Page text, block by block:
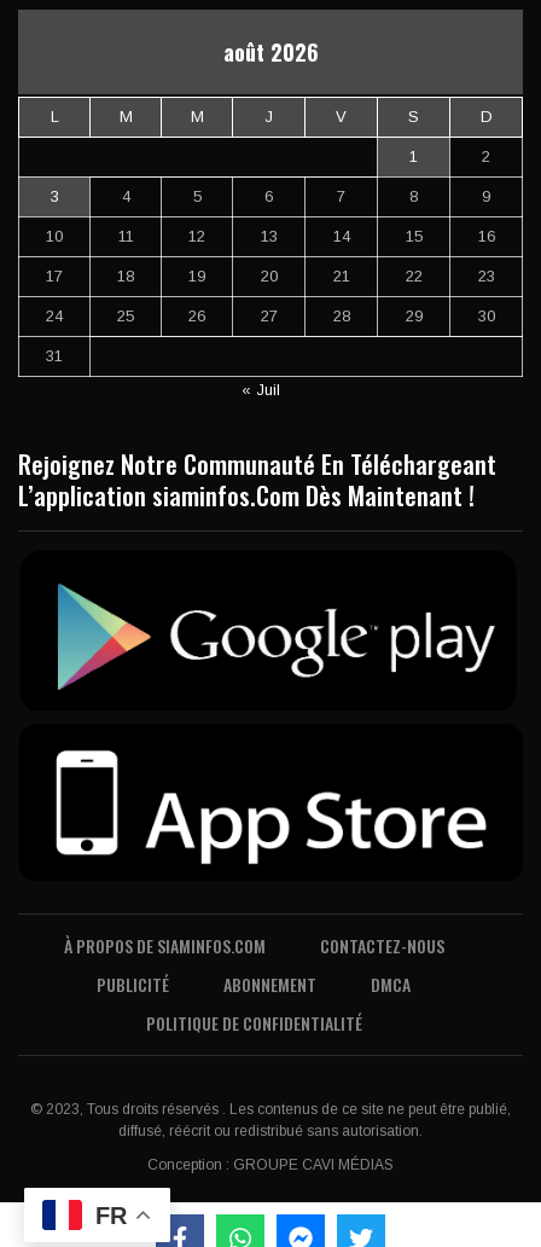
août 2026
L M M J V S D
1 2
3 4 5 6 7 8 9
10 11 12 13 14 15 16
17 18 19 20 21 22 23
24 25 26 27 28 29 30
31
« Juil
Rejoignez Notre Communauté En Téléchargeant
L’application siaminfos.Com Dès Maintenant !
À PROPOS DE SIAMINFOS.COM
CONTACTEZ-NOUS
PUBLICITÉ
ABONNEMENT
DMCA
POLITIQUE DE CONFIDENTIALITÉ
© 2023, Tous droits réservés . Les contenus de ce site ne peut être publié,
diffusé, réécrit ou redistribué sans autorisation.
Conception : GROUPE CAVI MÉDIAS
FR